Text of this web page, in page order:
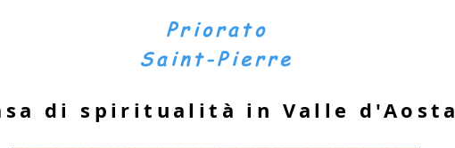
Priorato
Saint-Pierre
di spiritualità in Valle d'Aosta